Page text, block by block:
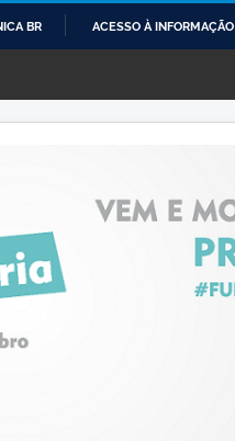
O
CONTEÚDO
BR ACESSO À INFORMAÇÃO